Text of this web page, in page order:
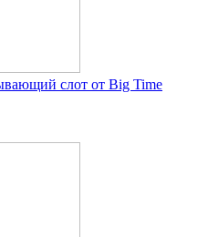
слот от Big Time